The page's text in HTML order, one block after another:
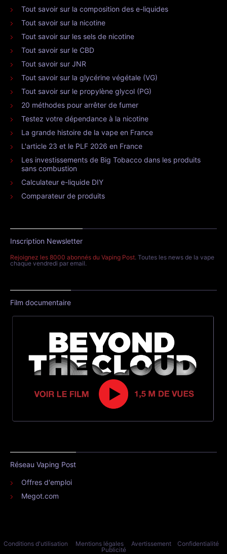
Tout savoir sur la composition des e-liquides
Tout savoir sur la nicotine
Tout savoir sur les sels de nicotine
Tout savoir sur le CBD
Tout savoir sur JNR
Tout savoir sur la glycérine végétale (VG)
Tout savoir sur le propylène glycol (PG)
20 méthodes pour arrêter de fumer
Testez votre dépendance à la nicotine
La grande histoire de la vape en France
L'article 23 et le PLF 2026 en France
Les investissements de Big Tobacco dans les produits
sans combustion
Calculateur e-liquide DIY
Comparateur de produits
Inscription Newsletter
Rejoignez les 8000 abonnés du Vaping Post. Toutes les news de la vape
chaque vendredi par email.
Film documentaire
Réseau Vaping Post
Offres d'emploi
Megot.com
Conditions d'utilisation Mentions légales Avertissement
Confidentialité
Publicité